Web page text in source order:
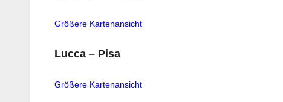
Größere Kartenansicht
Lucca – Pisa
Größere Kartenansicht